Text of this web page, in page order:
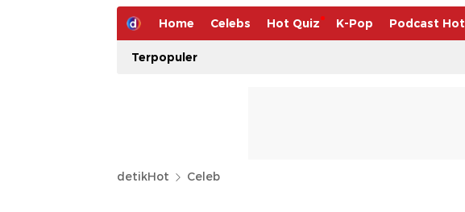
Home Celebs Hot Quiz K-Pop Podcast Hot
Terpopuler
detikHot Celeb